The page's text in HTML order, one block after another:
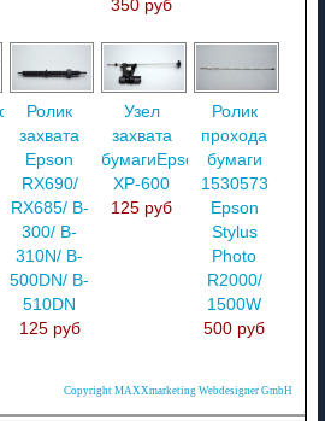
350 руб
Ролик
захвата
Epson
RX690/
RX685/ B-
300/ B-
310N/ B-
500DN/ B-
510DN
125 руб
Узел
захвата
бумагиEpson
XP-600
125 руб
Ролик
прохода
бумаги
1530573
Epson
Stylus
Photo
R2000/
1500W
500 руб
Copyright MAXXmarketing Webdesigner GmbH